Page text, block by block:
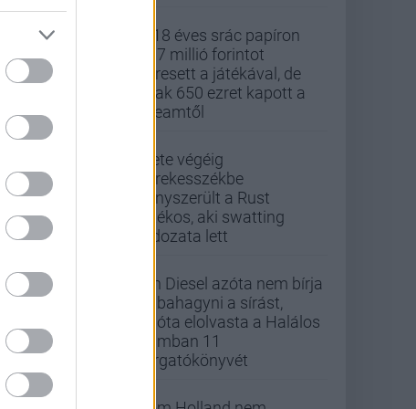
A 18 éves srác papíron
437 millió forintot
keresett a játékával, de
csak 650 ezret kapott a
Steamtől
Élete végéig
kerekesszékbe
kényszerült a Rust
játékos, aki swatting
áldozata lett
Vin Diesel azóta nem bírja
abbahagyni a sírást,
mióta elolvasta a Halálos
iramban 11
forgatókönyvét